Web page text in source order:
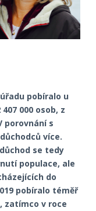
pobíralo u
000 osob, z
porovnání s
více.
se tedy
populace, ale
do
pobíralo téměř
zatímco v roce